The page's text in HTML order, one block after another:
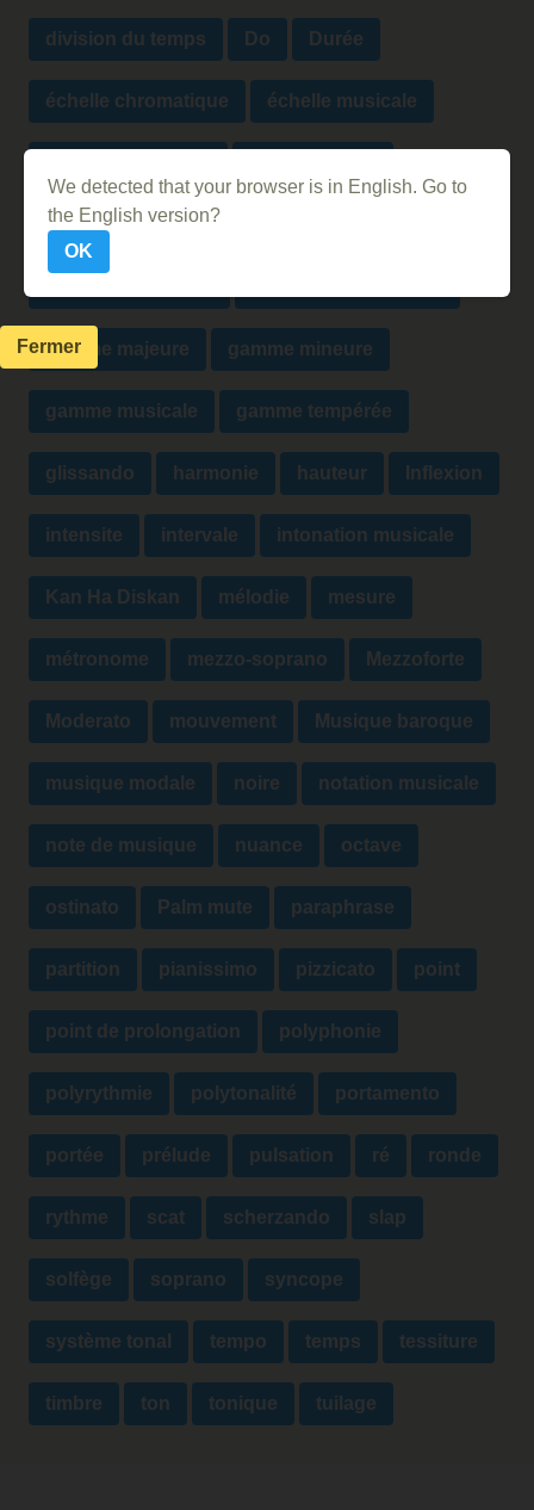
division du temps Do Durée
échelle chromatique échelle musicale
figures de note
gamme majeure gamme mineure
gamme musicale gamme tempérée
glissando harmonie hauteur Inflexion
intensite intervale intonation musicale
Kan Ha Diskan mélodie mesure
métronome mezzo-soprano Mezzoforte
Moderato mouvement Musique baroque
musique modale noire notation musicale
note de musique nuance octave
ostinato Palm mute paraphrase
partition pianissimo pizzicato point
point de prolongation polyphonie
polyrythmie polytonalité portamento
portée prélude pulsation ré ronde
rythme scat scherzando slap
solfège soprano syncope
système tonal tempo temps tessiture
timbre ton tonique tuilage
We detected that your browser is in English. Go to
the English version?
OK
Fermer